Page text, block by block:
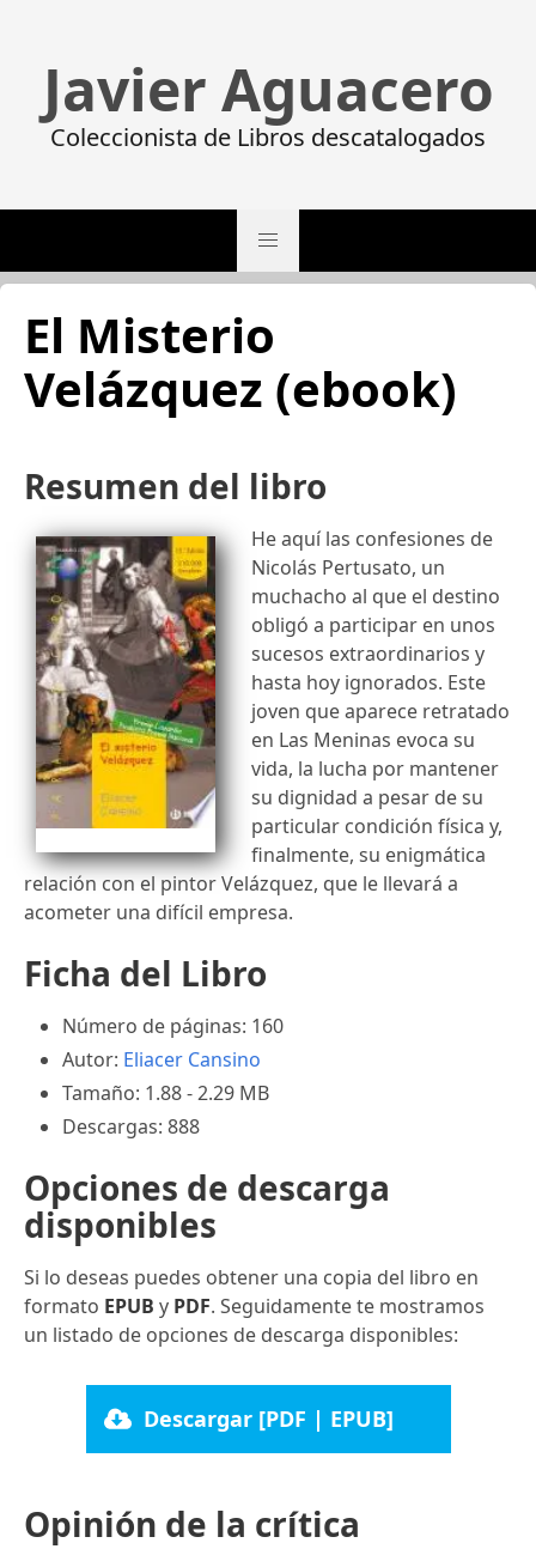
Javier Aguacero
Coleccionista de Libros descatalogados
El Misterio
Velázquez (ebook)
Resumen del libro
He aquí las confesiones de
Nicolás Pertusato, un
muchacho al que el destino
obligó a participar en unos
sucesos extraordinarios y
hasta hoy ignorados. Este
joven que aparece retratado
en Las Meninas evoca su
vida, la lucha por mantener
su dignidad a pesar de su
particular condición física y,
finalmente, su enigmática
relación con el pintor Velázquez, que le llevará a
acometer una difícil empresa.
Ficha del Libro
Número de páginas: 160
Autor: Eliacer Cansino
Tamaño: 1.88 - 2.29 MB
Descargas: 888
Opciones de descarga
disponibles
Si lo deseas puedes obtener una copia del libro en
formato EPUB y PDF. Seguidamente te mostramos
un listado de opciones de descarga disponibles:
Descargar [PDF | EPUB]
Opinión de la crítica